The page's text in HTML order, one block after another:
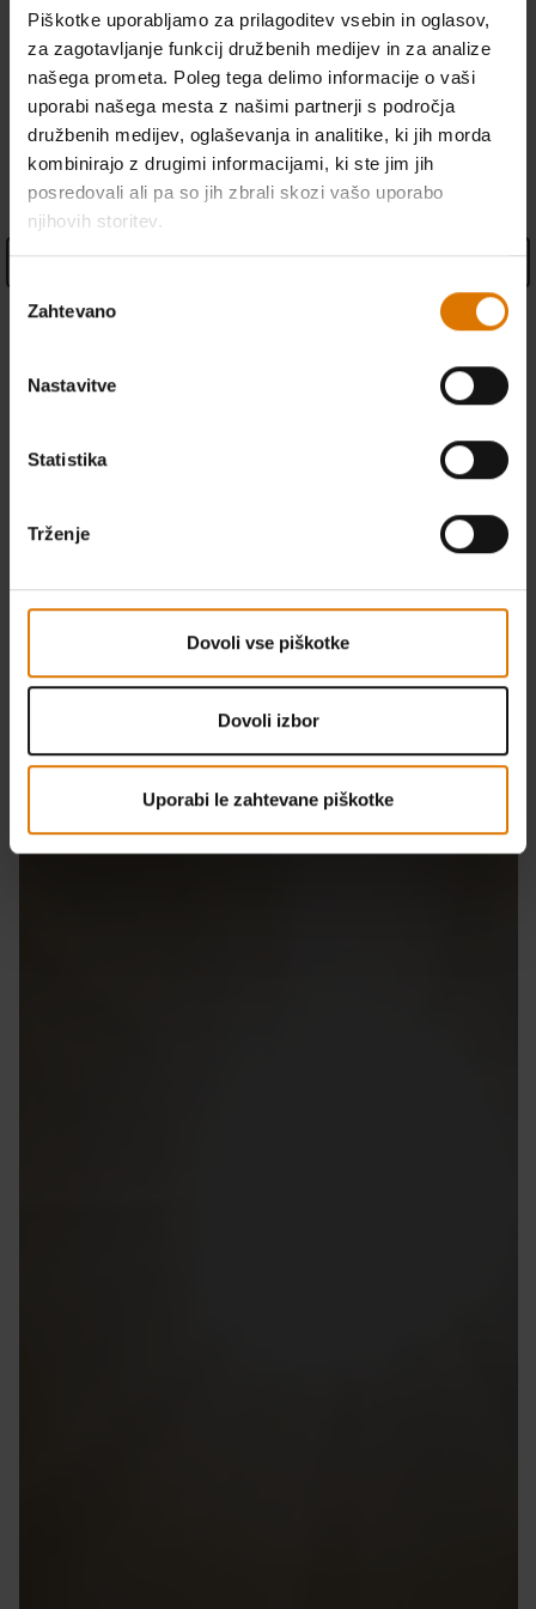
Piškotke uporabljamo za prilagoditev vsebin in oglasov,
za zagotavljanje funkcij družbenih medijev in za analize
našega prometa. Poleg tega delimo informacije o vaši
uporabi našega mesta z našimi partnerji s področja
družbenih medijev, oglaševanja in analitike, ki jih morda
kombinirajo z drugimi informacijami, ki ste jim jih
posredovali ali pa so jih zbrali skozi vašo uporabo
njihovih storitev.
Izbira
soglasja
Zahtevano
Nastavitve
Statistika
Trženje
Dovoli vse piškotke
Dovoli izbor
Uporabi le zahtevane piškotke
• Z zanko za enostavno shranjevanje
• V skladu s standardi CSA
• 2-letna garancija
Bezpečnostné informácie o produkte
SPECIFIKACIJE ŽARA
See Details